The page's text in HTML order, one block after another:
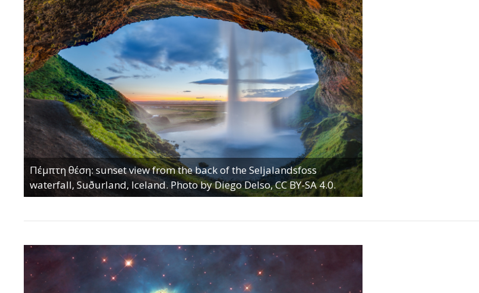
Πέμπτη θέση: sunset view from the back of the Seljalandsfoss
waterfall, Suðurland, Iceland. Photo by Diego Delso, CC BY-SA 4.0.